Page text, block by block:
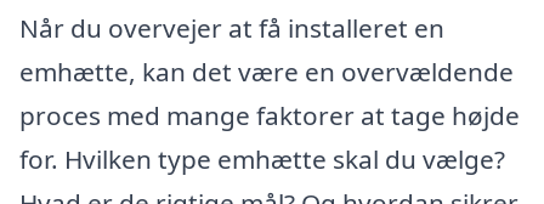
Når du overvejer at få installeret en
emhætte, kan det være en overvældende
proces med mange faktorer at tage højde
for. Hvilken type emhætte skal du vælge?